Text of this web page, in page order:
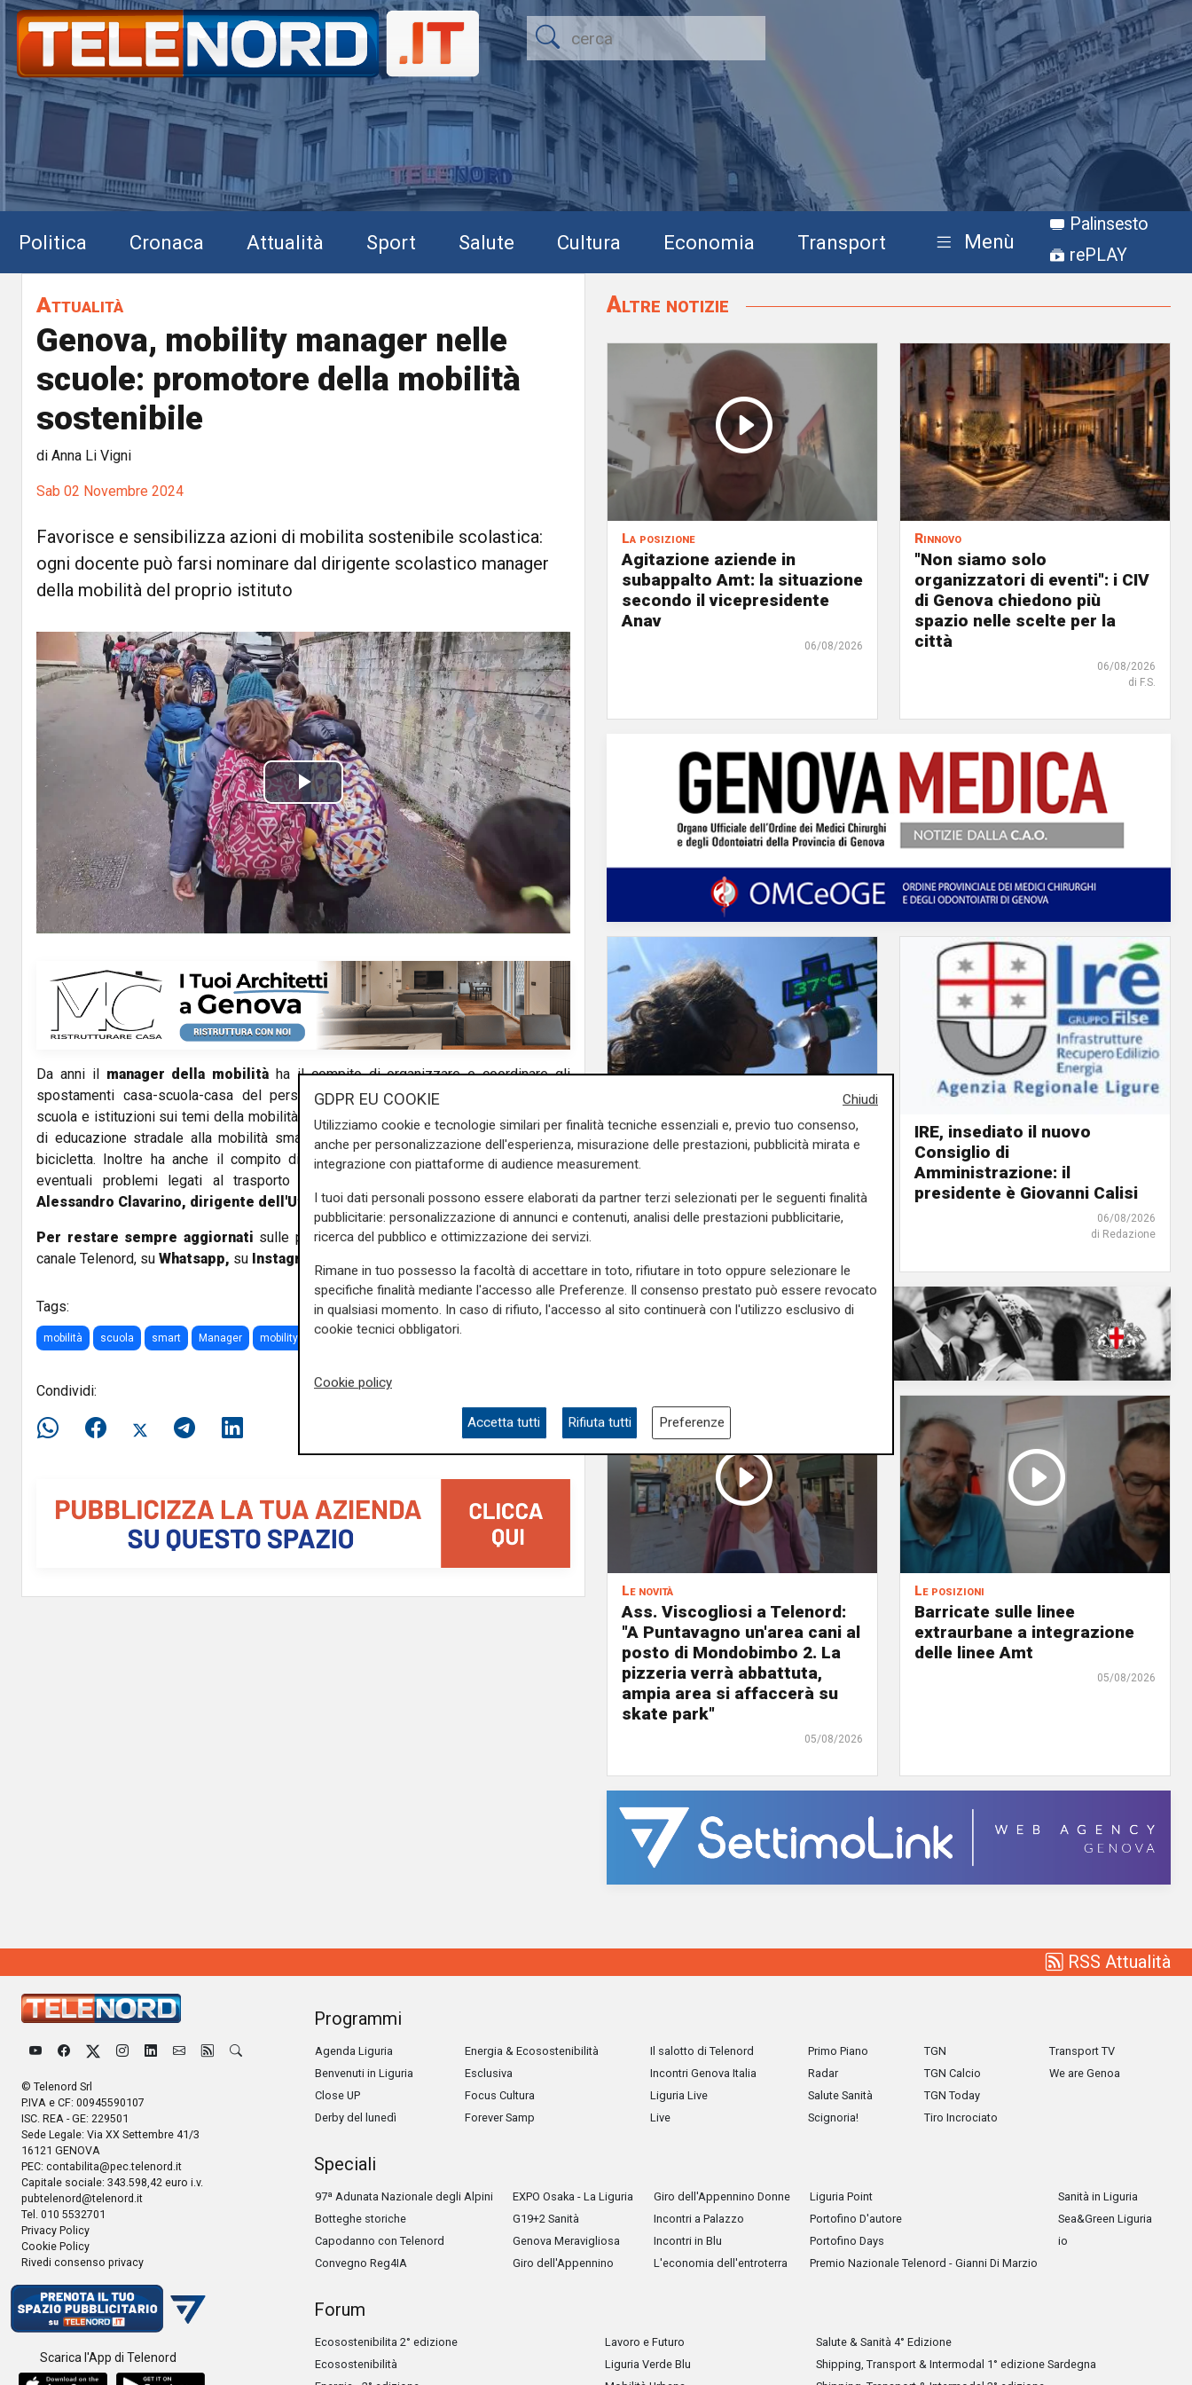
Politica Cronaca Attualità Sport Salute Cultura Economia Transport Menù
Palinsesto
rePLAY
Attualità
Genova, mobility manager nelle
scuole: promotore della mobilità
sostenibile
di Anna Li Vigni
Sab 02 Novembre 2024
Favorisce e sensibilizza azioni di mobilita sostenibile scolastica:
ogni docente può farsi nominare dal dirigente scolastico manager
della mobilità del proprio istituto
P
l
y
i
d
e
o
Da anni il manager della mobilitàha il compito di organizzare e coordinare gli
spostamenti casa-scuola-casa del personale scolastico e degli alunni, raccorda
scuola e istituzioni sui temi della mobilità. Oltre a questo compito primario, si occupa
di educazione stradale alla mobilità smart, favorendo per esempio, l'utilizzo della
bicicletta. Inoltre ha anche il compito di segnalare all’ufficio scolastico regionale,
eventuali problemi legati al trasporto dei disabili.
Alessandro Clavarino, dirigente dell'Ufficio Scolastico Regionale Liguria.
Per restare sempre aggiornati sulle principali notizie sulla Liguria seguiteci sul
canale Telenord, su Whatsapp, su Instagram
Tags:
mobilità scuola smart Manager mobility
Condividi:
Altre notizie
La posizione
Agitazione aziende in
subappalto Amt: la situazione
secondo il vicepresidente
Anav
06/08/2026
Rinnovo
"Non siamo solo
organizzatori di eventi": i CIV
di Genova chiedono più
spazio nelle scelte per la
città
06/08/2026
di F.S.
Afa
Caldo in Liguria, bollino rosso
anche sabato: settimo giorno
consecutivo
06/08/2026
IRE, insediato il nuovo
Consiglio di
Amministrazione: il
presidente è Giovanni Calisi
06/08/2026
di Redazione
Le novità
Ass. Viscogliosi a Telenord:
"A Puntavagno un'area cani al
posto di Mondobimbo 2. La
pizzeria verrà abbattuta,
ampia area si affaccerà su
skate park"
05/08/2026
Le posizioni
Barricate sulle linee
extraurbane a integrazione
delle linee Amt
05/08/2026
RSS Attualità
© Telenord Srl
P.IVA e CF: 00945590107
ISC. REA - GE: 229501
Sede Legale: Via XX Settembre 41/3
16121 GENOVA
PEC: contabilita@pec.telenord.it
Capitale sociale: 343.598,42 euro i.v.
pubtelenord@telenord.it
Tel. 010 5532701
Privacy Policy
Cookie Policy
Rivedi consenso privacy
Scarica l'App di Telenord
Programmi
Agenda Liguria
Benvenuti in Liguria
Close UP
Derby del lunedì
Energia & Ecosostenibilità
Esclusiva
Focus Cultura
Forever Samp
Il salotto di Telenord
Incontri Genova Italia
Liguria Live
Live
Primo Piano
Radar
Salute Sanità
Scignoria!
TGN
TGN Calcio
TGN Today
Tiro Incrociato
Transport TV
We are Genoa
Speciali
97ª Adunata Nazionale degli Alpini
Botteghe storiche
Capodanno con Telenord
Convegno Reg4IA
EXPO Osaka - La Liguria
G19+2 Sanità
Genova Meravigliosa
Giro dell'Appennino
Giro dell'Appennino Donne
Incontri a Palazzo
Incontri in Blu
L'economia dell'entroterra
Liguria Point
Portofino D'autore
Portofino Days
Premio Nazionale Telenord - Gianni Di Marzio
Sanità in Liguria
Sea&Green Liguria
io
Forum
Ecosostenibilita 2° edizione
Ecosostenibilità
Lavoro e Futuro
Liguria Verde Blu
Salute & Sanità 4° Edizione
Shipping, Transport & Intermodal 1° edizione Sardegna
Chiudi
GDPR EU COOKIE
Utilizziamo cookie e tecnologie similari per finalità tecniche essenziali e, previo tuo consenso,
anche per personalizzazione dell'esperienza, misurazione delle prestazioni, pubblicità mirata e
integrazione con piattaforme di audience measurement.
I tuoi dati personali possono essere elaborati da partner terzi selezionati per le seguenti finalità
pubblicitarie: personalizzazione di annunci e contenuti, analisi delle prestazioni pubblicitarie,
ricerca del pubblico e ottimizzazione dei servizi.
Rimane in tuo possesso la facoltà di accettare in toto, rifiutare in toto oppure selezionare le
specifiche finalità mediante l'accesso alle Preferenze. Il consenso prestato può essere revocato
in qualsiasi momento. In caso di rifiuto, l'accesso al sito continuerà con l'utilizzo esclusivo di
cookie tecnici obbligatori.
Cookie policy
Accetta tutti Rifiuta tutti Preferenze